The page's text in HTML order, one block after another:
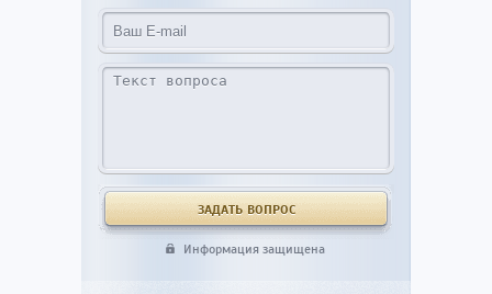
Информация защищена